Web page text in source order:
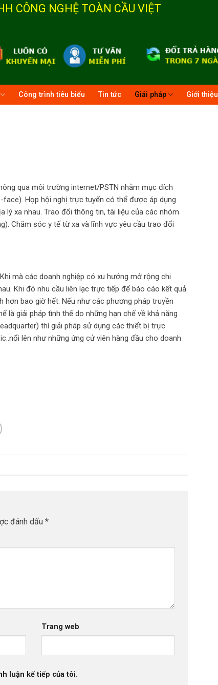
CÔNG NGHỆ TOÀN CẦU VIỆT
Công trình tiêu biểu Tin tức Giải pháp Giới thiệu
qua môi trường internet/PSTN nhằm mục đích
Họp hội nghị trực tuyến có thể được áp dụng
xa nhau. Trao đổi thông tin, tài liệu của các nhóm
Chăm sóc y tế từ xa và lĩnh vực yêu cầu trao đổi
mà các doanh nghiệp có xu hướng mở rộng chi
Khi đó nhu cầu liên lạc trực tiếp để báo cáo kết quả
bao giờ hết. Nếu như các phương pháp truyền
là giải pháp tình thế do những hạn chế về khả năng
thì giải pháp sử dụng các thiết bị trực
lên như những ứng cử viên hàng đầu cho doanh
đánh dấu *
Trang web
luận kế tiếp của tôi.